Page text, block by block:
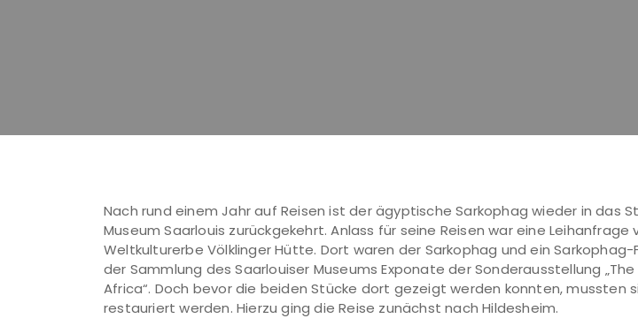
Nach rund einem Jahr auf Reisen ist der ägyptische Sarkophag wieder in das
Museum Saarlouis zurückgekehrt. Anlass für seine Reisen war eine Leihanfrage
Weltkulturerbe Völklinger Hütte. Dort waren der Sarkophag und ein
der Sammlung des Saarlouiser Museums Exponate der Sonderausstellung
Africa“. Doch bevor die beiden Stücke dort gezeigt werden konnten, mussten
restauriert werden. Hierzu ging die Reise zunächst nach Hildesheim.